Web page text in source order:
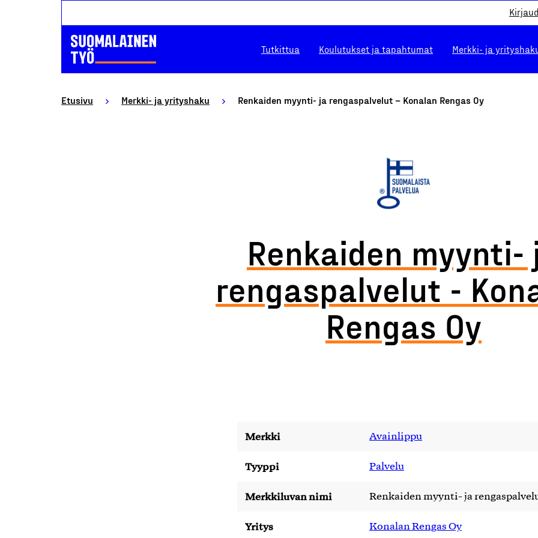
Tutkittua Koulutukset ja tapahtumat Merkki- ja
Etusivu Merkki- ja yrityshaku Renkaiden myynti- ja rengaspalvelut – Konalan Rengas Oy
Renkaiden myynti-
rengaspalvelut -
Rengas Oy
Merkki Avainlippu
Tyyppi Palvelu
Merkkiluvan nimi Renkaiden myynti- ja
Yritys Konalan Rengas Oy